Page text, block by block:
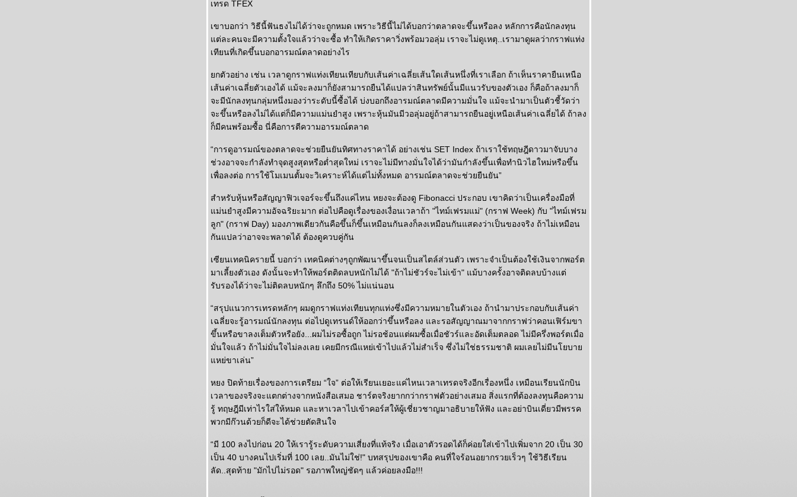
เทรด TFEX
เขาบอกว่า วิธีนี้ฟันธงไม่ได้ว่าจะถูกหมด เพราะวิธีนี้ไม่ได้บอกว่าตลาดจะขึ้นหรือลง หลักการคือนักลงทุน
ต่ละคนจะมีความตั้งใจแล้วว่าจะซื้อ ทำให้เกิดราคาวิ่งพร้อมวอลุ่ม เราจะไม่ดูเหตุ..เรามาดูผลว่ากราฟแท่ง
เทียนที่เกิดขึ้นบอกอารมณ์ตลาดอย่างไร
กตัวอย่าง เช่น เวลาดูกราฟแท่งเทียนเทียบกับเส้นค่าเฉลี่ยเส้นใดเส้นหนึ่งที่เราเลือก ถ้าเห็นราคายืนเหนือ
เส้นค่าเฉลี่ยตัวเองได้ แม้จะลงมาก็ยังสามารถยืนได้แปลว่าสินทรัพย์นั้นมีแนวรับของตัวเอง ก็คือถ้าลงมาก็
จะมีนักลงทุนกลุ่มหนึ่งมองว่าระดับนี้ซื้อได้ บ่งบอกถึงอารมณ์ตลาดมีความมั่นใจ แม้จะนำมาเป็นตัวชี้วัดว่า
จะขึ้นหรือลงไม่ได้แต่ก็มีความแม่นยำสูง เพราะหุ้นมันมีวอลุ่มอยู่ถ้าสามารถยืนอยู่เหนือเส้นค่าเฉลี่ยได้ ถ้าลง
ก็มีคนพร้อมซื้อ นี่คือการตีความอารมณ์ตลาด
“การดูอารมณ์ของตลาดจะช่วยยืนยันทิศทางราคาได้ อย่างเช่น SET Index ถ้าเราใช้ทฤษฎีดาวมาจับบาง
ช่วงอาจจะกำลังทำจุดสูงสุดหรือต่ำสุดใหม่ เราจะไม่มีทางมั่นใจได้ว่ามันกำลังขึ้นเพื่อทำนิวไฮใหม่หรือขึ้น
เพื่อลงต่อ การใช้โมเมนตั้มจะวิเคราะห์ได้แต่ไม่ทั้งหมด อารมณ์ตลาดจะช่วยยืนยัน”
สำหรับหุ้นหรือสัญญาฟิวเจอร์จะขึ้นถึงแค่ไหน หยงจะต้องดู Fibonacci ประกอบ เขาคิดว่าเป็นเครื่องมือที่
ม่นยำสูงมีความอัจฉริยะมาก ต่อไปคือดูเรื่องของเงื่อนเวลาถ้า "ไทม์เฟรมแม่" (กราฟ Week) กับ "ไทม์เฟรม
ลูก" (กราฟ Day) มองภาพเดียวกันคือขึ้นก็ขึ้นเหมือนกันลงก็ลงเหมือนกันแสดงว่าเป็นของจริง ถ้าไม่เหมือน
กันแปลว่าอาจจะพลาดได้ ต้องดูควบคู่กัน
เซียนเทคนิครายนี้ บอกว่า เทคนิคต่างๆถูกพัฒนาขึ้นจนเป็นสไตล์ส่วนตัว เพราะจำเป็นต้องใช้เงินจากพอร์ต
มาเลี้ยงตัวเอง ดังนั้นจะทำให้พอร์ตติดลบหนักไม่ได้ "ถ้าไม่ชัวร์จะไม่เข้า" แม้บางครั้งอาจติดลบบ้างแต่
รับรองได้ว่าจะไม่ติดลบหนักๆ ลึกถึง 50% ไม่แน่นอน
“สรุปแนวการเทรดหลักๆ ผมดูกราฟแท่งเทียนทุกแท่งซึ่งมีความหมายในตัวเอง ถ้านำมาประกอบกับเส้นค่า
เฉลี่ยจะรู้อารมณ์นักลงทุน ต่อไปดูเทรนด์ให้ออกว่าขึ้นหรือลง และรอสัญญาณมาจากกราฟว่าคอนเฟิร์มขา
ขึ้นหรือขาลงเต็มตัวหรือยัง...ผมไม่รอซื้อถูก ไม่รอช้อนแต่ผมซื้อเมื่อชัวร์และอัดเต็มตลอด ไม่มีครึ่งพอร์ตเมื่อ
มั่นใจแล้ว ถ้าไม่มั่นใจไม่ลงเลย เคยมีกรณีแหย่เข้าไปแล้วไม่สำเร็จ ซึ่งไม่ใช่ธรรมชาติ ผมเลยไม่มีนโยบา
หย่ขาเล่น”
หยง ปิดท้ายเรื่องของการเตรียม “ใจ” ต่อให้เรียนเยอะแค่ไหนเวลาเทรดจริงอีกเรื่องหนึ่ง เหมือนเรียนนักบิน
เวลาของจริงจะแตกต่างจากหนังสือเสมอ ชาร์ตจริงยากกว่ากราฟตัวอย่างเสมอ สิ่งแรกที่ต้องลงทุนคือความ
รู้ ทฤษฎีมีเท่าไรใส่ให้หมด และหาเวลาไปเข้าคอร์สให้ผู้เชี่ยวชาญมาอธิบายให้ฟัง และอย่าบินเดี่ยวมีพรรค
พวกมีก๊วนด้วยก็ดีจะได้ช่วยตัดสินใจ
“มี 100 ลงไปก่อน 20 ให้เรารู้ระดับความเสี่ยงที่แท้จริง เมื่อเอาตัวรอดได้ก็ค่อยใส่เข้าไปเพิ่มจาก 20 เป็น 30
เป็น 40 บางคนไปเริ่มที่ 100 เลย..มันไม่ใช่!" บทสรุปของเขาคือ คนที่ใจร้อนอยากรวยเร็วๆ ใช้วิธีเรียน
ลัด..สุดท้าย "มักไปไม่รอด" รอภาพใหญ่ชัดๆ แล้วค่อยลงมือ!!!